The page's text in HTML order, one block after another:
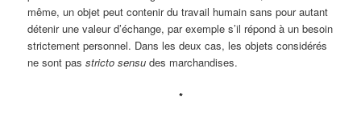
même, un objet peut contenir du travail humain sans pour autant
détenir une valeur d’échange, par exemple s’il répond à un besoin
strictement personnel. Dans les deux cas, les objets considérés
ne sont passtricto sensu des marchandises.
*